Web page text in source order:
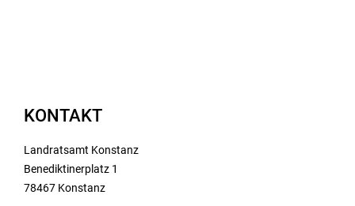
KONTAKT
Landratsamt Konstanz
Benediktinerplatz 1
78467 Konstanz